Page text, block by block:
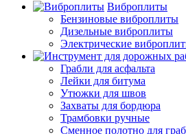
Виброплиты
Бензиновые виброплиты
Дизельные виброплиты
Электрические
Грабли для асфальта
Лейки для битума
Утюжки для швов
Захваты для бордюра
Трамбовки ручные
Сменное полотно для